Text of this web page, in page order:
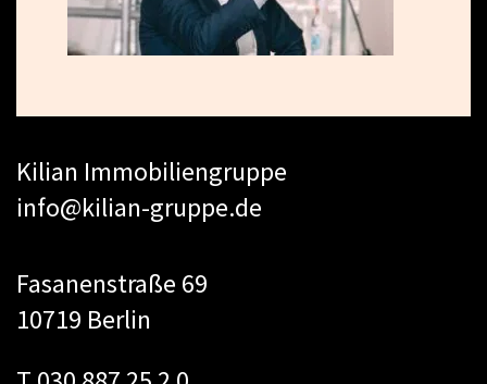
Kilian Immobiliengruppe
info@kilian-gruppe.de
Fasanenstraße 69
10719 Berlin